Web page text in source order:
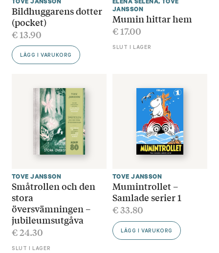
Bildhuggarens dotter
(pocket)
€13.90
LÄGG I VARUKORG
JANSSON
Mumin hittar hem
€17.00
SLUT I LAGER
TOVE JANSSON
Småtrollen och den
stora
översvämningen –
jubileumsutgåva
€24.30
SLUT I LAGER
TOVE JANSSON
Mumintrollet –
Samlade serier 1
€33.80
LÄGG I VARUKORG